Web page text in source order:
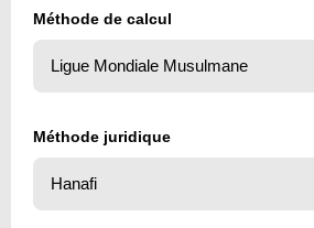
Méthode de calcul
Méthode juridique